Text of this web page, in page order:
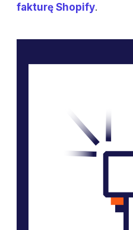
fakturę Shopify.